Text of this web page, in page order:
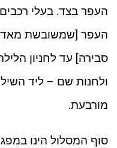
העפר בצד. בעלי
העפר [שמשובשת מאד
ולחנות שם – ליד
מורבעת.